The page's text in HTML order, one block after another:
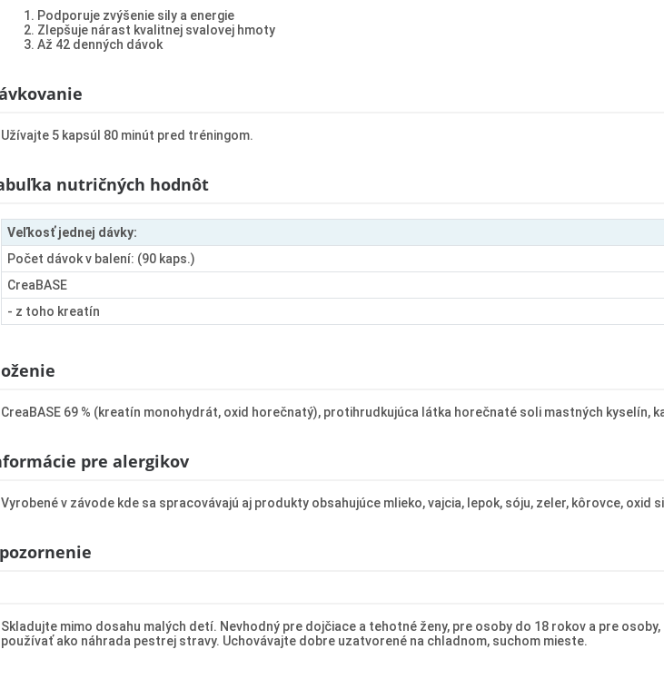
Podporuje zvýšenie sily a energie
Zlepšuje nárast kvalitnej svalovej hmoty
Až 42 denných dávok
Užívajte 5 kapsúl 80 minút pred tréningom.
nutričných hodnôt
Veľkosť jednej dávky:
Počet dávok v balení: (90 kaps.)
CreaBASE
- z toho kreatín
CreaBASE 69 % (kreatín monohydrát, oxid horečnatý), protihrudkujúca látka horečnaté soli mastných
pre alergikov
Vyrobené v závode kde sa spracovávajú aj produkty obsahujúce mlieko, vajcia, lepok, sóju, zeler, kôrovce, oxid
Skladujte mimo dosahu malých detí. Nevhodný pre dojčiace a tehotné ženy, pre osoby do 18 rokov a pre
používať ako náhrada pestrej stravy. Uchovávajte dobre uzatvorené na chladnom, suchom mieste.